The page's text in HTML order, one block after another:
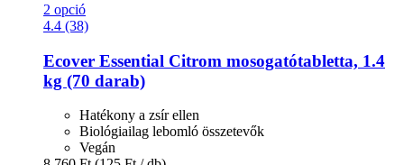
2 opció
4.4 (38)
Ecover Essential Citrom mosogatótabletta, 1.4
kg (70 darab)
Hatékony a zsír ellen
Biológiailag lebomló összetevők
Vegán